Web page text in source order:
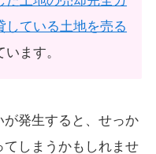
している土地を売る
ます。
発生すると、せっか
てしまうかもしれませ